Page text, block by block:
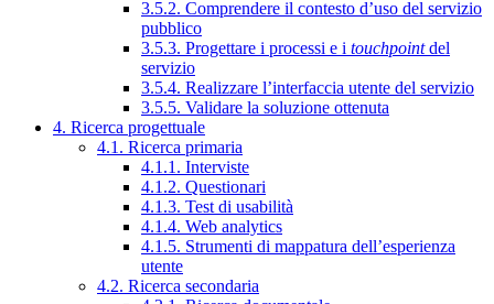
3.5.2. Comprendere il contesto d’uso del servizio
pubblico
3.5.3. Progettare i processi e i touchpointdel
servizio
3.5.4. Realizzare l’interfaccia utente del servizio
3.5.5. Validare la soluzione ottenuta
4. Ricerca progettuale
4.1. Ricerca primaria
4.1.1. Interviste
4.1.2. Questionari
4.1.3. Test di usabilità
4.1.4. Web analytics
4.1.5. Strumenti di mappatura dell’esperienza
utente
4.2. Ricerca secondaria